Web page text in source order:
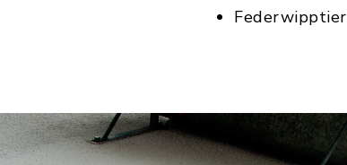
Federwipptier